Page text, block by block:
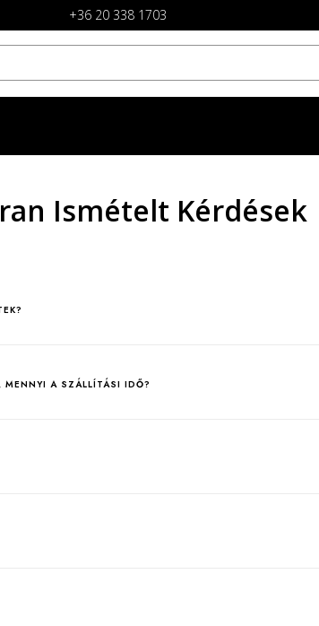
+36 20 338 1703
Ismételt Kérdések
MENNYI A SZÁLLÍTÁSI IDŐ?